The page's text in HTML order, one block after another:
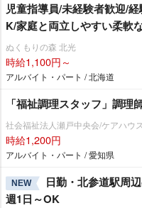
児童指導員/未経験者歓迎/
K/家庭と両立しやすい柔軟
ぬくもりの森 北光
時給1,100円～
アルバイト・パート / 北海道
「福祉調理スタッフ」調
社会福祉法人瀬戸中央会/ケアハウ
時給1,200円
アルバイト・パート / 愛知県
NEW
日勤・北参道駅周
週1日～OK